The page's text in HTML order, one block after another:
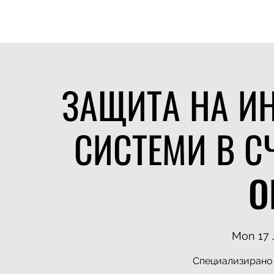
ЗАЩИТА НА
СИСТЕМИ В
Mon 17